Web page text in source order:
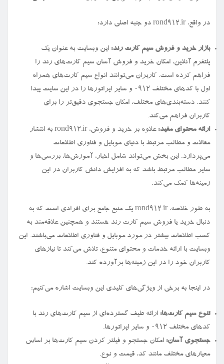
در واقع، rond912.ir دو جنبه اصلی دارد:
بازار خرید و فروش سیم کارت رند: این وبسایت به عنوان یک
پلتفرم آنلاین، امکان خرید و فروش آسان سیم کارت‌های رند را
فراهم کرده است. کاربران می‌توانند انواع سیم کارت‌های همراه
اول با کدهای مختلف ۰۹۱۲ و سایر اپراتورها را در این سایت پیدا
کنند. دسته‌بندی‌های مختلف، امکان جستجوی دقیق‌تر را برای
کاربران فراهم می‌کند.
ارائه محتوای مفید:
علاوه بر خرید و فروش، rond912.ir به انتشار
مقالات و مطالب مرتبط با دنیای موبایل و فناوری اطلاعات
می‌پردازد. این بخش می‌تواند شامل اخبار، آموزش‌ها، بررسی‌ها و
سایر مطالب مرتبط باشد که به افزایش دانش کاربران در این
زمینه‌ها کمک می‌کند.
به طور خلاصه، rond912.ir یک منبع جامع برای افرادی است که به
دنبال خرید یا فروش سیم کارت رند هستند و همچنین علاقه‌مند به
کسب اطلاعات بیشتر در مورد موبایل و فناوری اطلاعات می‌باشند. این
وبسایت با ارائه خدمات و محتوای متنوع، تلاش می‌کند تا نیازهای
کاربران خود را در این زمینه‌ها برآورده کند.
در اینجا به برخی از ویژگی‌های کلیدی این وبسایت اشاره می‌کنیم:
تنوع سیم کارت‌ها: ارائه طیف گسترده‌ای از سیم کارت‌های رند با
کدهای مختلف ۰۹۱۲ و سایر اپراتورها.
جستجوی آسان: امکان جستجو و فیلتر کردن سیم کارت‌ها بر اساس
معیارهای مختلف مانند کد، قیمت و نوع.